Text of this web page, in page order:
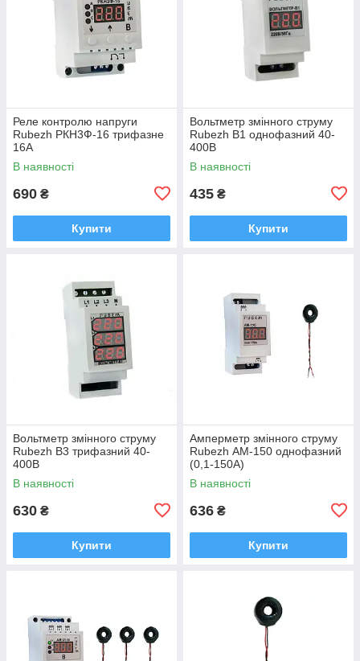
Реле контролю напруги
Rubezh РКН3Ф-16 трифазне
16А
В наявності
690 ₴
Купити
Вольтметр змінного струму
Rubezh В1 однофазний 40-
400В
В наявності
435 ₴
Купити
Вольтметр змінного струму
Rubezh В3 трифазний 40-
400В
В наявності
630 ₴
Купити
Амперметр змінного струму
Rubezh АМ-150 однофазний
(0,1-150А)
В наявності
636 ₴
Купити